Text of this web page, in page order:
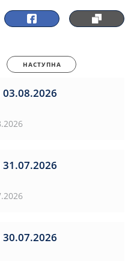
НАСТУПНА
03.08.2026
31.07.2026
30.07.2026